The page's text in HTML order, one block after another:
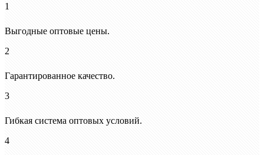
1
Выгодные оптовые цены.
2
Гарантированное качество.
3
Гибкая система оптовых условий.
4